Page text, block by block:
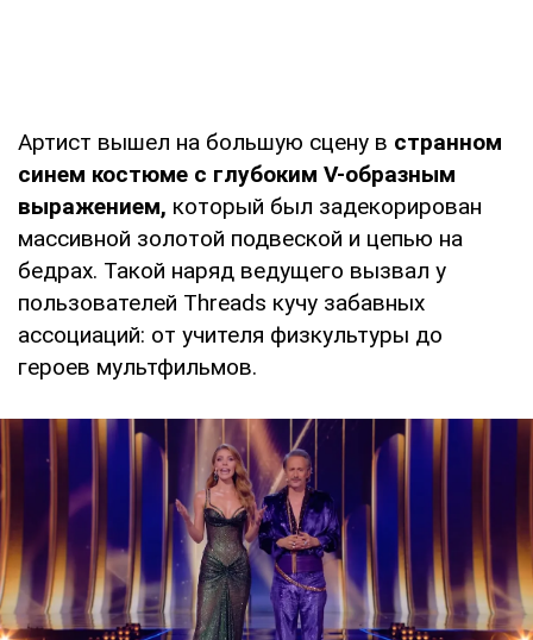
Артист вышел на большую сцену в странном
синем костюме с глубоким V-образным
выражением, который был задекорирован
массивной золотой подвеской и цепью на
бедрах. Такой наряд ведущего вызвал у
пользователей Threads кучу забавных
ассоциаций: от учителя физкультуры до
героев мультфильмов.